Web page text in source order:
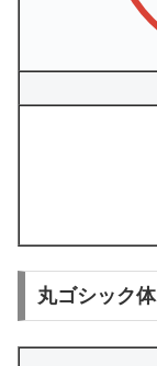
丸ゴシック体